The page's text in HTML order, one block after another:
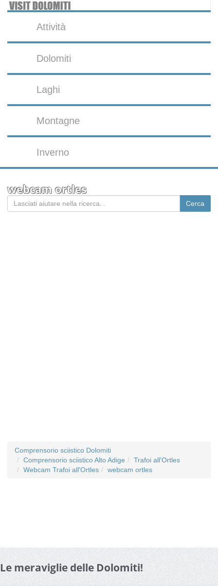
Attività
Dolomiti
Laghi
Montagne
Inverno
webcam ortles
Comprensorio sciistico Dolomiti
Comprensorio sciistico Alto Adige
Trafoi all'Ortles
Webcam Trafoi all'Ortles
webcam ortles
Le meraviglie delle Dolomiti!